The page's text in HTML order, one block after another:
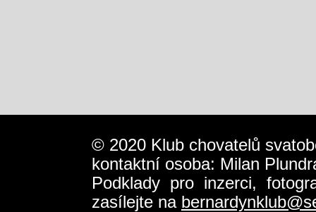
© 2020 Klub chovatelů
kontaktní osoba: Milan
Podklady pro inzerci,
zasílejte na